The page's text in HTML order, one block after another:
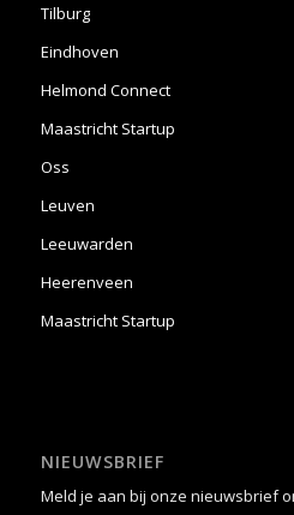
Tilburg
Eindhoven
Helmond Connect
Maastricht Startup
Oss
Leuven
Leeuwarden
Heerenveen
Maastricht Startup
NIEUWSBRIEF
Meld je aan bij onze nieuwsbrief